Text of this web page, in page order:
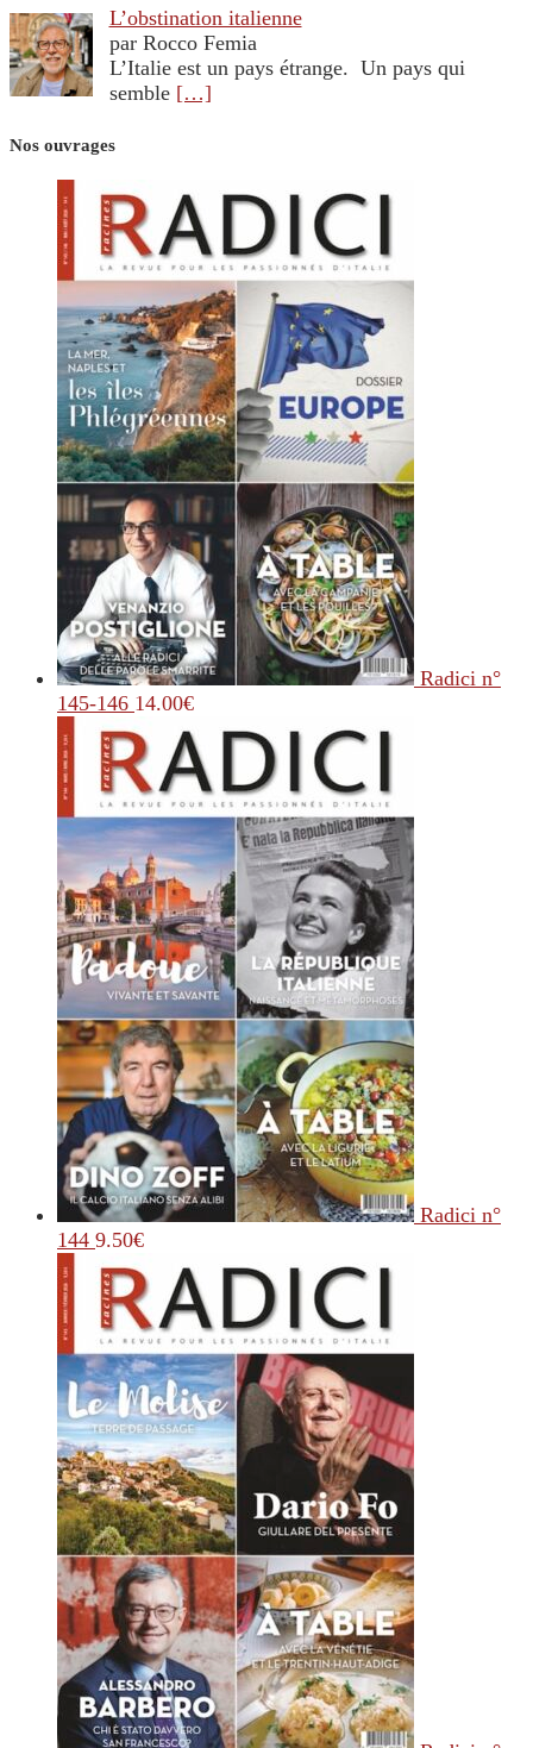
L’obstination italienne
par Rocco Femia
L’Italie est un pays étrange. Un pays qui
semble […]
Nos ouvrages
Radici n°
145-146 14.00€
Radici n°
144 9.50€